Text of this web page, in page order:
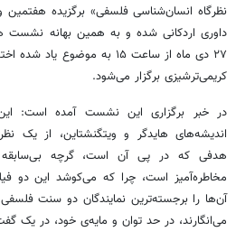
نظرگاه انسان‌شناسی فلسفی» برگزیده‌
داوری اردکانی شده و به همین بهانه
۲۷ دی ماه از ساعت ۱۵ به
کریمی‌ترشیزی برگزار می‌شود.
در خبر برگزاری این نشست آمده است:
اندیشه‌های هایدگر و ویتگنشتاین، از یک
هدفی که در پی آن است، گرچه بی‌سابقه
مخاطره‌آمیز است، چرا که می‌کوشد این دو
آن‌ها را برجسته‌ترین نمایندگان دو سنت
می‌انگارند، در حد توان و مایه‌ی خود، در یک